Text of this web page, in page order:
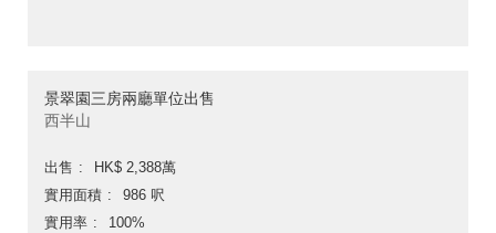
景翠園三房兩廳單位出售
西半山
出售
HK$ 2,388萬
實用面積
986 呎
實用率
100%